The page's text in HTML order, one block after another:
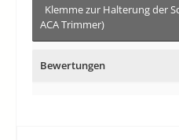
Klemme zur Halterung der
ACA Trimmer)
Bewertungen